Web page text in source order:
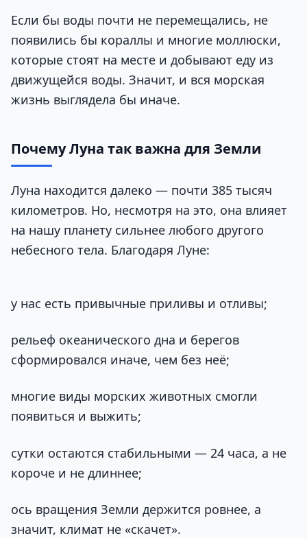
Если бы воды почти не перемещались, не
появились бы кораллы и многие моллюски,
которые стоят на месте и добывают еду из
движущейся воды. Значит, и вся морская
жизнь выглядела бы иначе.
Почему Луна так важна для Земли
Луна находится далеко — почти 385 тысяч
километров. Но, несмотря на это, она влияет
на нашу планету сильнее любого другого
небесного тела. Благодаря Луне:
у нас есть привычные приливы и отливы;
рельеф океанического дна и берегов
сформировался иначе, чем без неё;
многие виды морских животных смогли
появиться и выжить;
сутки остаются стабильными — 24 часа, а не
короче и не длиннее;
ось вращения Земли держится ровнее, а
значит, климат не «скачет».